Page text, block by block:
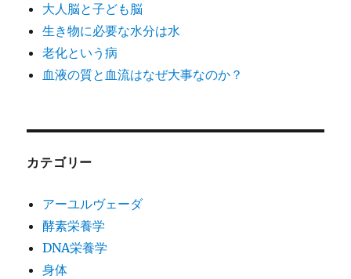
大人脳と子ども脳
生き物に必要な水分は水
老化という病
血液の質と血流はなぜ大事なのか？
カテゴリー
アーユルヴェーダ
酵素栄養学
DNA栄養学
身体